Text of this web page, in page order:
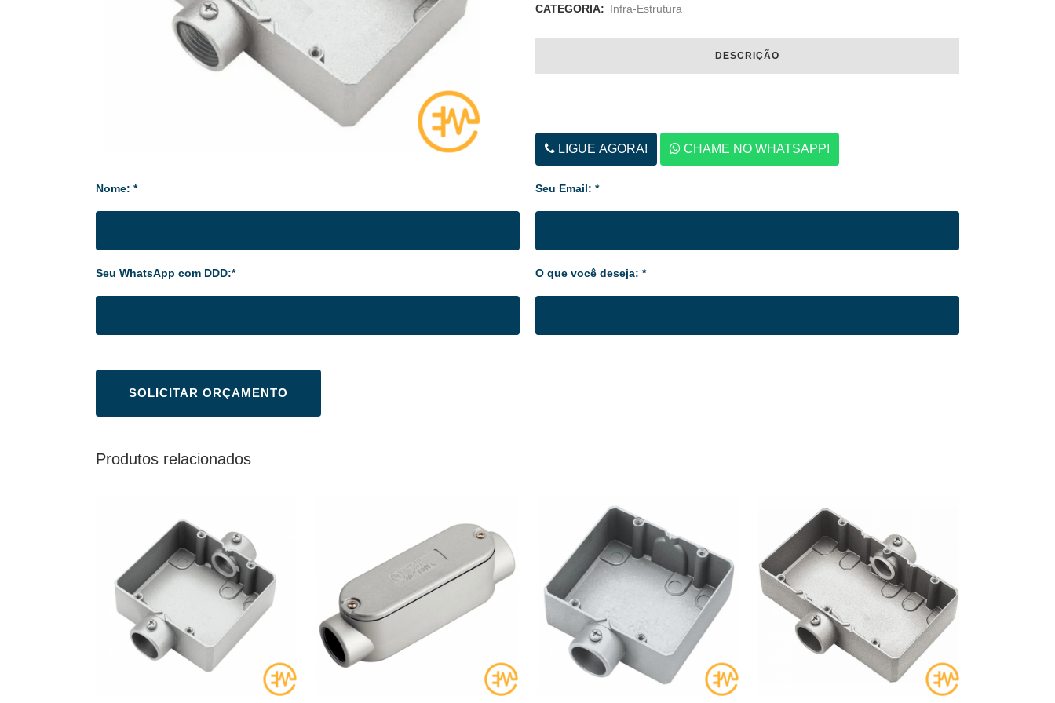
CATEGORIA: Infra-Estrutura
DESCRIÇÃO
LIGUE AGORA! CHAME NO WHATSAPP!
Nome: *
Seu WhatsApp com DDD:*
Seu Email: *
O que você deseja: *
Produtos relacionados